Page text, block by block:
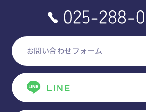
お問い合わせフォーム